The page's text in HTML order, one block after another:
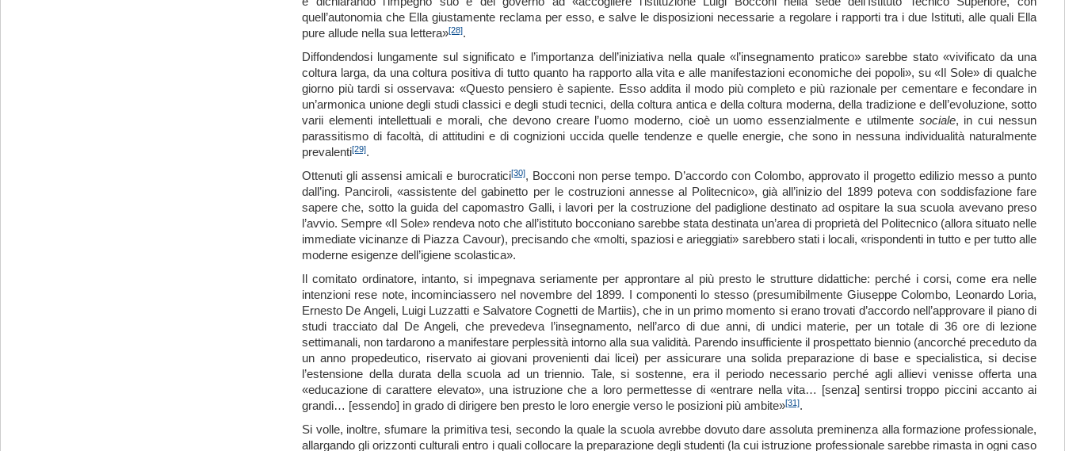
quell’autonomia che Ella giustamente reclama per esso, e salve le disposizioni necessarie a regolare i rapporti tra i due Istituti, alle quali Ella
pure allude nella sua lettera»[28].
Diffondendosi lungamente sul significato e l’importanza dell’iniziativa nella quale «l’insegnamento pratico» sarebbe stato «vivificato da una
coltura larga, da una coltura positiva di tutto quanto ha rapporto alla vita e alle manifestazioni economiche dei popoli», su «Il Sole» di qualche
giorno più tardi si osservava: «Questo pensiero è sapiente. Esso addita il modo più completo e più razionale per cementare e fecondare in
un’armonica unione degli studi classici e degli studi tecnici, della coltura antica e della coltura moderna, della tradizione e dell’evoluzione, sotto
varii elementi intellettuali e morali, che devono creare l’uomo moderno, cioè un uomo essenzialmente e utilmente sociale, in cui nessun
parassitismo di facoltà, di attitudini e di cognizioni uccida quelle tendenze e quelle energie, che sono in nessuna individualità naturalmente
prevalenti[29].
Ottenuti gli assensi amicali e burocratici[30], Bocconi non perse tempo. D’accordo con Colombo, approvato il progetto edilizio messo a punto
dall’ing. Panciroli, «assistente del gabinetto per le costruzioni annesse al Politecnico», già all’inizio del 1899 poteva con soddisfazione fare
sapere che, sotto la guida del capomastro Galli, i lavori per la costruzione del padiglione destinato ad ospitare la sua scuola avevano preso
l’avvio. Sempre «Il Sole» rendeva noto che all’istituto bocconiano sarebbe stata destinata un’area di proprietà del Politecnico (allora situato nelle
immediate vicinanze di Piazza Cavour), precisando che «molti, spaziosi e arieggiati» sarebbero stati i locali, «rispondenti in tutto e per tutto alle
moderne esigenze dell’igiene scolastica».
Il comitato ordinatore, intanto, si impegnava seriamente per approntare al più presto le strutture didattiche: perché i corsi, come era nelle
intenzioni rese note, incominciassero nel novembre del 1899. I componenti lo stesso (presumibilmente Giuseppe Colombo, Leonardo Loria,
Ernesto De Angeli, Luigi Luzzatti e Salvatore Cognetti de Martiis), che in un primo momento si erano trovati d’accordo nell’approvare il piano di
studi tracciato dal De Angeli, che prevedeva l’insegnamento, nell’arco di due anni, di undici materie, per un totale di 36 ore di lezione
settimanali, non tardarono a manifestare perplessità intorno alla sua validità. Parendo insufficiente il prospettato biennio (ancorché preceduto da
un anno propedeutico, riservato ai giovani provenienti dai licei) per assicurare una solida preparazione di base e specialistica, si decise
l’estensione della durata della scuola ad un triennio. Tale, si sostenne, era il periodo necessario perché agli allievi venisse offerta una
«educazione di carattere elevato», una istruzione che a loro permettesse di «entrare nella vita… [senza] sentirsi troppo piccini accanto ai
grandi… [essendo] in grado di dirigere ben presto le loro energie verso le posizioni più ambite»[31].
Si volle, inoltre, sfumare la primitiva tesi, secondo la quale la scuola avrebbe dovuto dare assoluta preminenza alla formazione professionale,
allargando gli orizzonti culturali entro i quali collocare la preparazione degli studenti (la cui istruzione professionale sarebbe rimasta in ogni caso